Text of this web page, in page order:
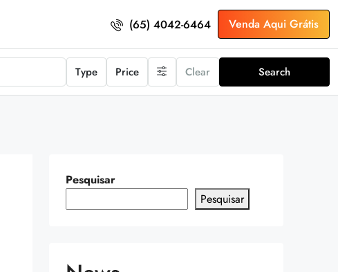
(65) 4042-6464 Venda Aqui Grátis
Type Price Clear Search
Pesquisar
Pesquisar